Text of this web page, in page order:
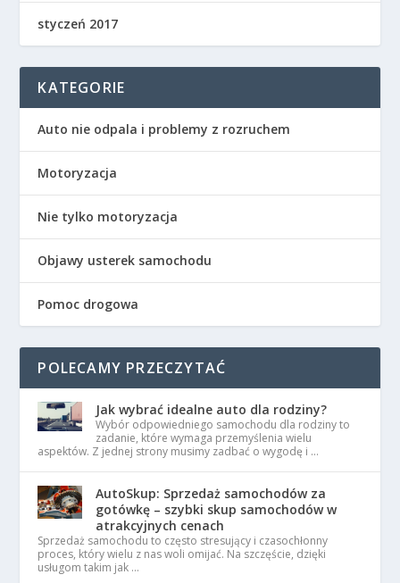
styczeń 2017
KATEGORIE
Auto nie odpala i problemy z rozruchem
Motoryzacja
Nie tylko motoryzacja
Objawy usterek samochodu
Pomoc drogowa
POLECAMY PRZECZYTAĆ
Jak wybrać idealne auto dla rodziny?
Wybór odpowiedniego samochodu dla rodziny to
zadanie, które wymaga przemyślenia wielu
aspektów. Z jednej strony musimy zadbać o wygodę i …
AutoSkup: Sprzedaż samochodów za
gotówkę – szybki skup samochodów w
atrakcyjnych cenach
Sprzedaż samochodu to często stresujący i czasochłonny
proces, który wielu z nas woli omijać. Na szczęście, dzięki
usługom takim jak …